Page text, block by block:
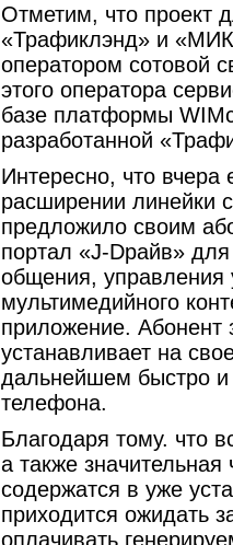
Отметим, что проект
«Трафиклэнд» и
оператором сотовой
этого оператора
базе платформы
разработанной
Интересно, что
расширении линейки
предложило своим
портал «J-Dрайв»
общения, управления
мультимедийного
приложение. Абонент
устанавливает на
дальнейшем быстро и
телефона.
Благодаря тому. что
а также значительная
содержатся в уже
приходится ожидать
оплачивать